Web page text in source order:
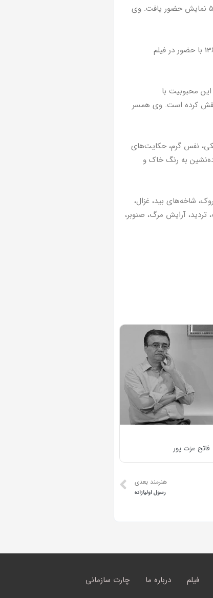
دهم دی سال 1331 در کازرون (از توابع استان فارس) متولد شد. از سال ۱۳۴۸ در زمینۀ تئاتر شروع به کار کرد و در ۵۲ نمایش حضور یافت. وی
سال 1358 با ایفای نقش در سریال «اچی مچی» به کارگردانی مهدی فقیه وارد قاب جادویی تلویزیون شد و سال 1365 با حضور در فیلم
این محبوبیت با
نقش کرده ‌است. وی همسر
نفس گرم، حکایت‌های
هفت‌سنگ، پریا، پرده‌نشین به رنگ خاک و
شاخه‌های بید، غزال،
آرایش مرگ، صنوبر،
فاتح عزت پور
هنرمند بعدی
رسول اولیازاده
فیلم درباره ما
چارت سازمانی